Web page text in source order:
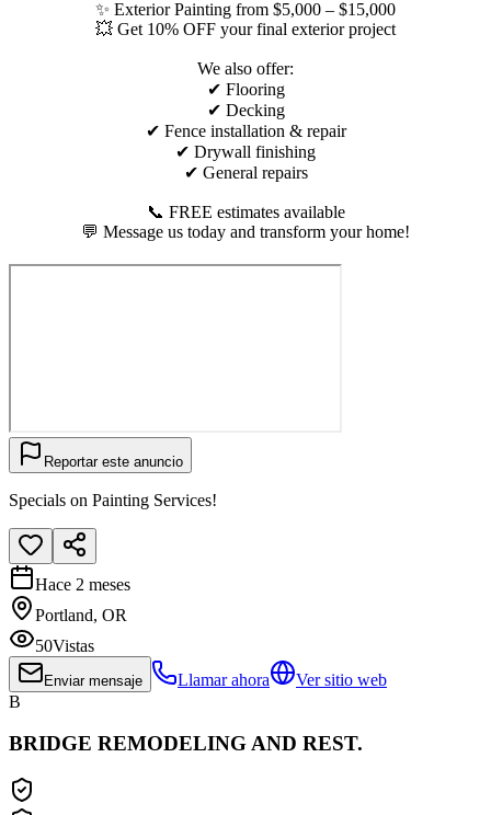
✨ Exterior Painting from $5,000 – $15,000
💥 Get 10% OFF your final exterior project
We also offer:
✔ Flooring
✔ Decking
✔ Fence installation & repair
✔ Drywall finishing
✔ General repairs
📞 FREE estimates available
💬 Message us today and transform your home!
Reportar este anuncio
Specials on Painting Services!
Hace 2 meses
Portland, OR
50Vistas
Enviar mensaje Llamar ahora
Ver sitio web
B
BRIDGE REMODELING AND REST.